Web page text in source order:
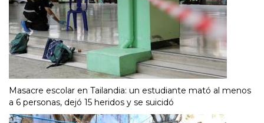
Masacre escolar en Tailandia: un estudiante mató al menos
a 6 personas, dejó 15 heridos y se suicidó